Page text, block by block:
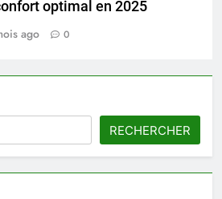
optimal en 2025
ago 0
RECHERCHER